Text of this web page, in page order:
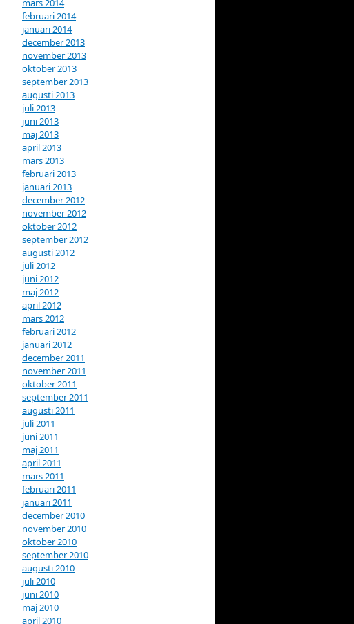
mars 2014
februari 2014
januari 2014
december 2013
november 2013
oktober 2013
september 2013
augusti 2013
juli 2013
juni 2013
maj 2013
april 2013
mars 2013
februari 2013
januari 2013
december 2012
november 2012
oktober 2012
september 2012
augusti 2012
juli 2012
juni 2012
maj 2012
april 2012
mars 2012
februari 2012
januari 2012
december 2011
november 2011
oktober 2011
september 2011
augusti 2011
juli 2011
juni 2011
maj 2011
april 2011
mars 2011
februari 2011
januari 2011
december 2010
november 2010
oktober 2010
september 2010
augusti 2010
juli 2010
juni 2010
maj 2010
april 2010